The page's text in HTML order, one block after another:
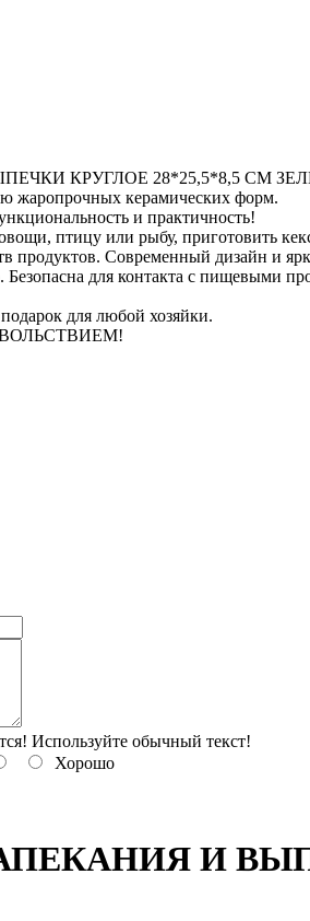
КРУГЛОЕ 28*25,5*8,5 СМ
жаропрочных керамических форм.
и практичность!
птицу или рыбу, приготовить
продуктов. Современный дизайн и
для контакта с пищевыми
для любой хозяйки.
Используйте обычный текст!
Хорошо
И